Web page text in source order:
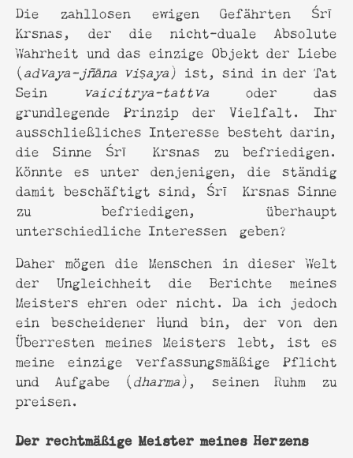
Die zahllosen ewigen Gefährten Śrī
Krsnas, der die nicht-duale Absolute
Wahrheit und das einzige Objekt der Liebe
(advaya-jñāna viṣaya) ist, sind in der Tat
Sein vaicitrya-tattvaoder das
grundlegende Prinzip der Vielfalt. Ihr
ausschließliches Interesse besteht darin,
die Sinne Śrī Krsnas zu befriedigen.
Könnte es unter denjenigen, die ständig
damit beschäftigt sind, Śrī Krsnas Sinne
zu befriedigen, überhaupt
unterschiedliche Interessen geben?
Daher mögen die Menschen in dieser Welt
der Ungleichheit die Berichte meines
Meisters ehren oder nicht. Da ich jedoch
ein bescheidener Hund bin, der von den
Überresten meines Meisters lebt, ist es
meine einzige verfassungsmäßige Pflicht
und Aufgabe (dharma), seinen Ruhm zu
preisen.
Der rechtmäßige Meister meines Herzens